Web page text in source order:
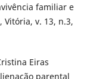
familiar e
Vitória, v. 13, n.3,
Eiras
parental